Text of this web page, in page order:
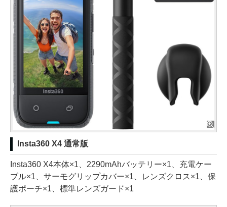
Insta360 X4 通常版
Insta360 X4本体×1、2290mAhバッテリー×1、充電ケー
ブル×1、サーモグリップカバー×1、レンズクロス×1、保
護ポーチ×1、標準レンズガード×1